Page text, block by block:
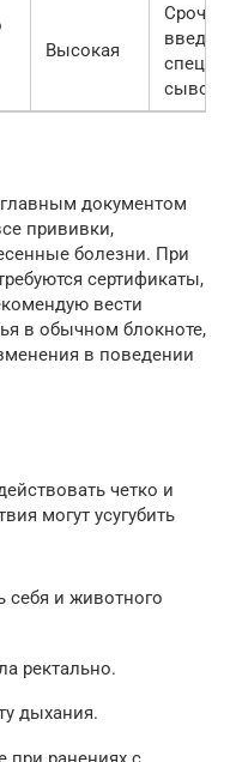
Высокая
главным документом
прививки,
болезни. При
сертификаты,
вести
в обычном блокноте,
в поведении
четко и
могут усугубить
себя и животного
ректально.
дыхания.